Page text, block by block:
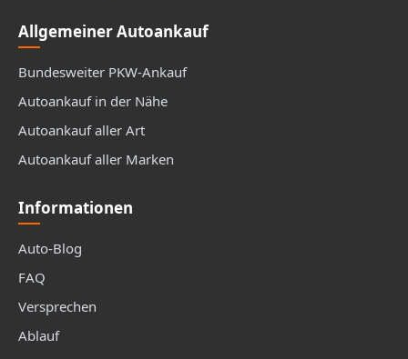
Allgemeiner Autoankauf
Bundesweiter PKW-Ankauf
Autoankauf in der Nähe
Autoankauf aller Art
Autoankauf aller Marken
Informationen
Auto-Blog
FAQ
Versprechen
Ablauf